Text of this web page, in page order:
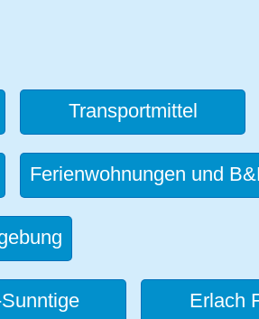
Transportmittel
Ferienwohnungen und
Erlach